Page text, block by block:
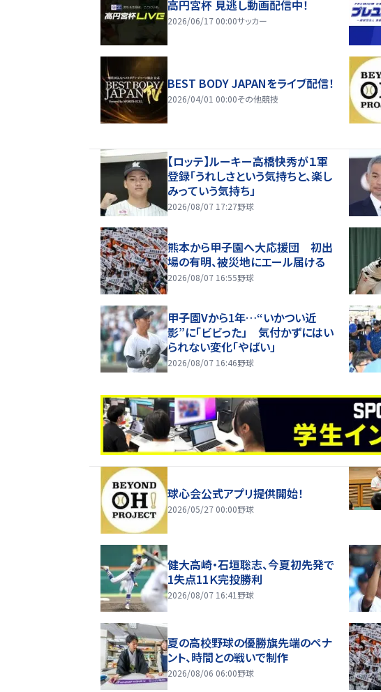
高円宮杯 見逃し動画配信中！
2026/06/17 00:00サッカー
BEST BODY JAPANをライブ配信！
2026/04/01 00:00その他競技
【ロッテ】ルーキー高橋快秀が１軍
登録「うれしさという気持ちと、楽し
みっていう気持ち」
2026/08/07 17:27野球
熊本から甲子園へ大応援団 初出
場の有明、被災地にエール届ける
2026/08/07 16:55野球
甲子園Vから1年…“いかつい近
影”に「ビビった」 気付かずにはい
られない変化「やばい」
2026/08/07 16:46野球
球心会公式アプリ提供開始！
2026/05/27 00:00野球
健大高崎・石垣聡志、今夏初先発で
1失点11Ｋ完投勝利
2026/08/07 16:41 野球
夏の高校野球の優勝旗先端のペナ
ント、時間との戦いで制作
2026/08/06 06:00野球